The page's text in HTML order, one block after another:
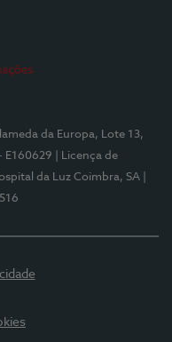
da Europa, Lote 13,
E160629
| Licença de
da Luz Coimbra, SA